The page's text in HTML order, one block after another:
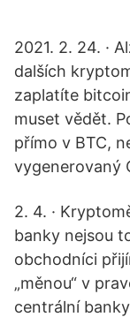
2021. 2. 24. ·
dalších
zaplatíte
muset vědět.
přímo v BTC,
vygenerovaný
2. 4. ·
banky nejsou
obchodníci
„měnou“ v
centrální